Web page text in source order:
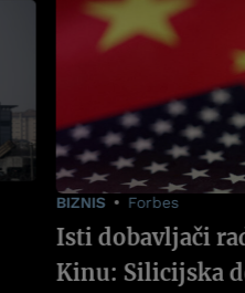
BIZNIS Forbes
Isti dobavljači
Kinu: Silicijska